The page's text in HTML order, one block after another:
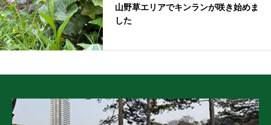
山野草エリアでキンランが咲き始めま
した